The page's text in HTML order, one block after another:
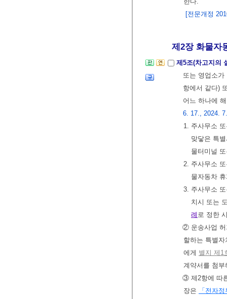
[전문개정
제2장 화물자
제5조(차고지의
또는 영업소가
항에서 같다)
어느 하나에
6. 17., 2024.
1. 주사무소
맞닿은 특
물터미널
2. 주사무소
물자동차
3. 주사무소
치시 또는
례 로 정한
② 운송사업
할하는 특별
에게 별지 제1
계약서를 첨
③ 제2항에 따
장은
「전자